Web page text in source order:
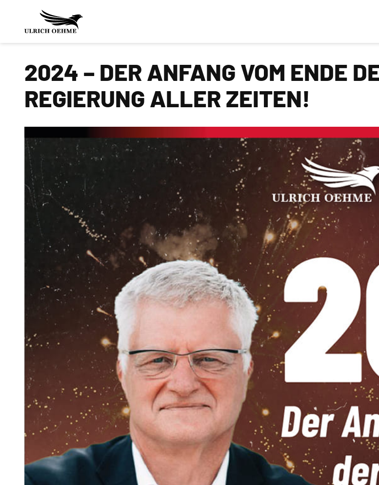
springen
2024 – DER ANFANG VOM ENDE
REGIERUNG ALLER ZEITEN!